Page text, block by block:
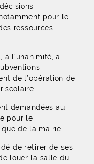
pour le
ressources
à l’unanimité, a
de l’opération de
demandées au
pour le
de la mairie.
de retirer de ses
louer la salle du